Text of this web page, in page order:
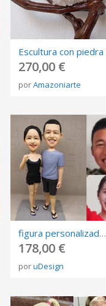
Escultura con piedra
270,00 €
porAmazoniarte
figura personalizada de fotos, 3D retrato Biscuit, muñeca de arte mini me personalizada
178,00 €
poruDesign